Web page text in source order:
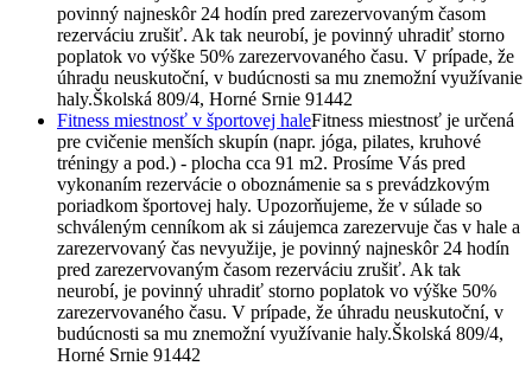
povinný najneskôr 24 hodín pred zarezervovaným časom
rezerváciu zrušiť. Ak tak neurobí, je povinný uhradiť storno
poplatok vo výške 50% zarezervovaného času. V prípade, že
úhradu neuskutoční, v budúcnosti sa mu znemožní využívanie
haly.Školská 809/4, Horné Srnie 91442
Fitness miestnosť v športovej haleFitness miestnosť je určená
pre cvičenie menších skupín (napr. jóga, pilates, kruhové
tréningy a pod.) - plocha cca 91 m2. Prosíme Vás pred
vykonaním rezervácie o oboznámenie sa s prevádzkovým
poriadkom športovej haly. Upozorňujeme, že v súlade so
schváleným cenníkom ak si záujemca zarezervuje čas v hale a
zarezervovaný čas nevyužije, je povinný najneskôr 24 hodín
pred zarezervovaným časom rezerváciu zrušiť. Ak tak
neurobí, je povinný uhradiť storno poplatok vo výške 50%
zarezervovaného času. V prípade, že úhradu neuskutoční, v
budúcnosti sa mu znemožní využívanie haly.Školská 809/4,
Horné Srnie 91442